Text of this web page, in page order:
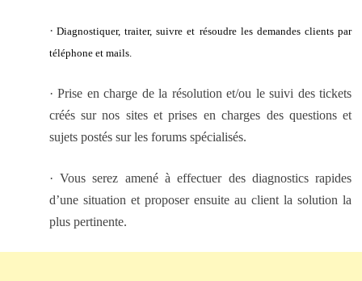
· Diagnostiquer, traiter, suivre et résoudre les demandes clients par
téléphone et mails.
· Prise en charge de la résolution et/ou le suivi des tickets
créés sur nos sites et prises en charges des questions et
sujets postés sur les forums spécialisés.
· Vous serez amené à effectuer des diagnostics rapides
d’une situation et proposer ensuite au client la solution la
plus pertinente.